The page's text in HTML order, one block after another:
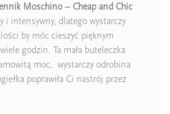
Moschino – Cheap and Chic
i intensywny, dlatego wystarczy
by móc cieszyć pięknym
godzin. Ta mała buteleczka
moc, wystarczy odrobina
poprawiła Ci nastrój przez